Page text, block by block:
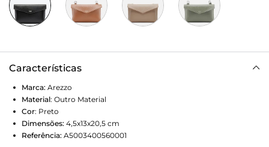
Características
Marca: Arezzo
Material: Outro Material
Cor: Preto
Dimensões: 4,5x13x20,5 cm
Referência: A5003400560001